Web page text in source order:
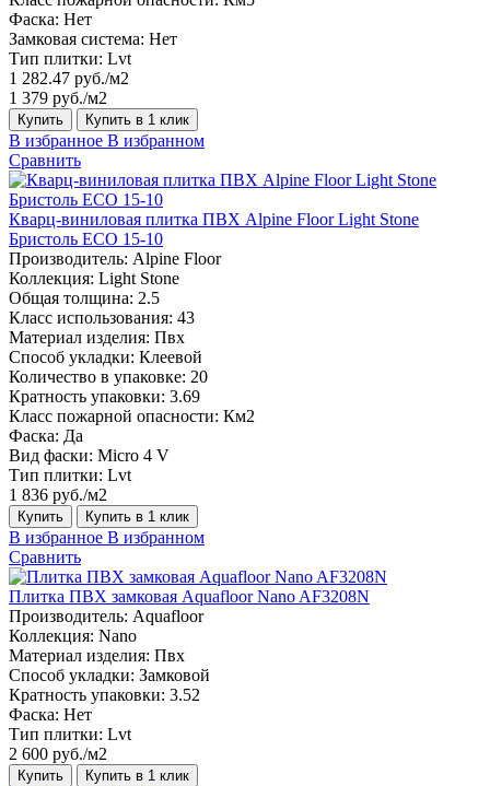
Фаска: Нет
Замковая система: Нет
Тип плитки: Lvt
1 282.47 руб./м2
1 379 руб./м2
Купить Купить в 1 клик
В избранное В избранном
Сравнить
Кварц-виниловая плитка ПВХ Alpine Floor Light Stone
Бристоль ECO 15-10
Производитель: Alpine Floor
Коллекция: Light Stone
Общая толщина: 2.5
Класс использования: 43
Материал изделия: Пвх
Способ укладки: Клеевой
Количество в упаковке: 20
Кратность упаковки: 3.69
Класс пожарной опасности: Км2
Фаска: Да
Вид фаски: Micro 4 V
Тип плитки: Lvt
1 836 руб./м2
Купить Купить в 1 клик
В избранное В избранном
Сравнить
Плитка ПВХ замковая Aquafloor Nano AF3208N
Производитель: Aquafloor
Коллекция: Nano
Материал изделия: Пвх
Способ укладки: Замковой
Кратность упаковки: 3.52
Фаска: Нет
Тип плитки: Lvt
2 600 руб./м2
Купить Купить в 1 клик